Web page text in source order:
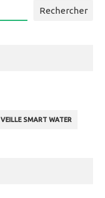
VEILLE SMART WATER